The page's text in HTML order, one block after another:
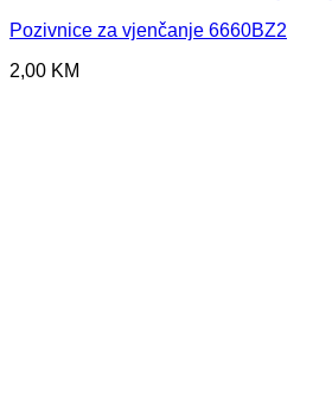
Pozivnice za vjenčanje 6660BZ2
2,00 KM